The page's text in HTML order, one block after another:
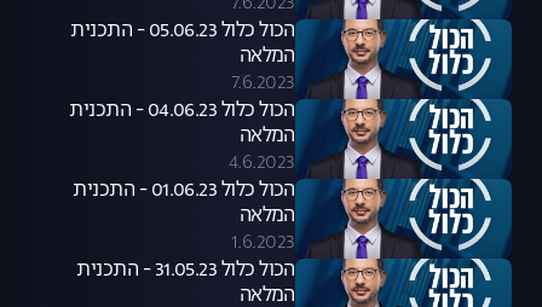
הכול כלול 05.06.23 - התכנית
המלאה
7.6.2023
הכול כלול 04.06.23 - התכנית
המלאה
4.6.2023
הכול כלול 01.06.23 - התכנית
המלאה
1.6.2023
הכול כלול 31.05.23 - התכנית
המלאה